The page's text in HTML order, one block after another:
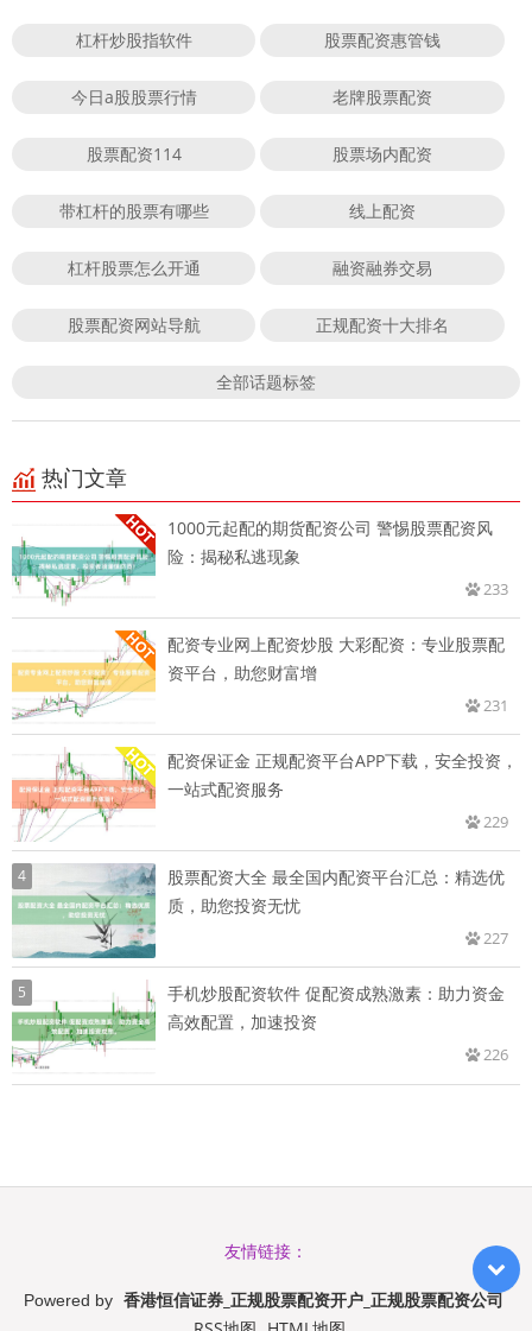
杠杆炒股指软件 股票配资惠管钱
今日a股股票行情 老牌股票配资
股票配资114 股票场内配资
带杠杆的股票有哪些 线上配资
杠杆股票怎么开通 融资融券交易
股票配资网站导航 正规配资十大排名
全部话题标签
热门文章
1000元起配的期货配资公司 警惕股票配资风
险：揭秘私逃现象
233
配资专业网上配资炒股 大彩配资：专业股票配
资平台，助您财富增
231
配资保证金 正规配资平台APP下载，安全投资，
一站式配资服务
229
4
股票配资大全 最全国内配资平台汇总：精选优
质，助您投资无忧
227
5
手机炒股配资软件 促配资成熟激素：助力资金
高效配置，加速投资
226
友情链接：
Powered by 香港恒信证券_正规股票配资开户_正规股票配资公司